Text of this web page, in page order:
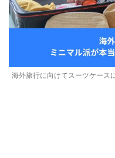
海外旅行に向けてスーツケース